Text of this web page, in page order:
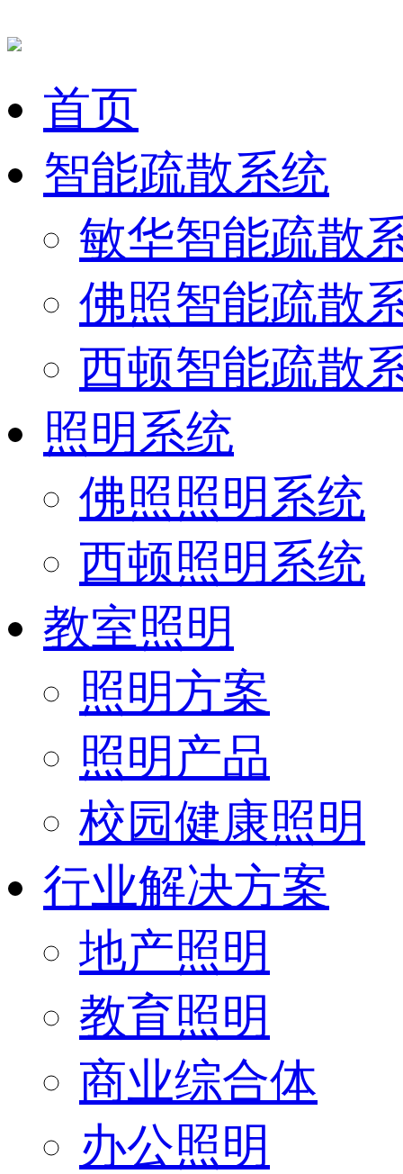
首页
智能疏散系统
敏华智能疏散
佛照智能疏散
西顿智能疏散
照明系统
佛照照明系统
西顿照明系统
教室照明
照明方案
照明产品
校园健康照明
行业解决方案
地产照明
教育照明
商业综合体
办公照明